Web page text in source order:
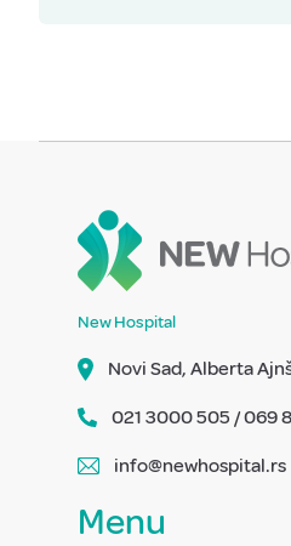
New Hospital
Novi Sad, Alberta
021 3000 505 / 069
info@newhospital.rs
Menu